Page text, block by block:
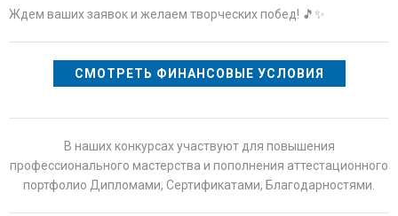
Ждем ваших заявок и желаем творческих побед! 🎵✨
СМОТРЕТЬ ФИНАНСОВЫЕ УСЛОВИЯ
В наших конкурсах участвуют для повышения
профессионального мастерства и пополнения аттестационного
портфолио Дипломами, Сертификатами, Благодарностями.